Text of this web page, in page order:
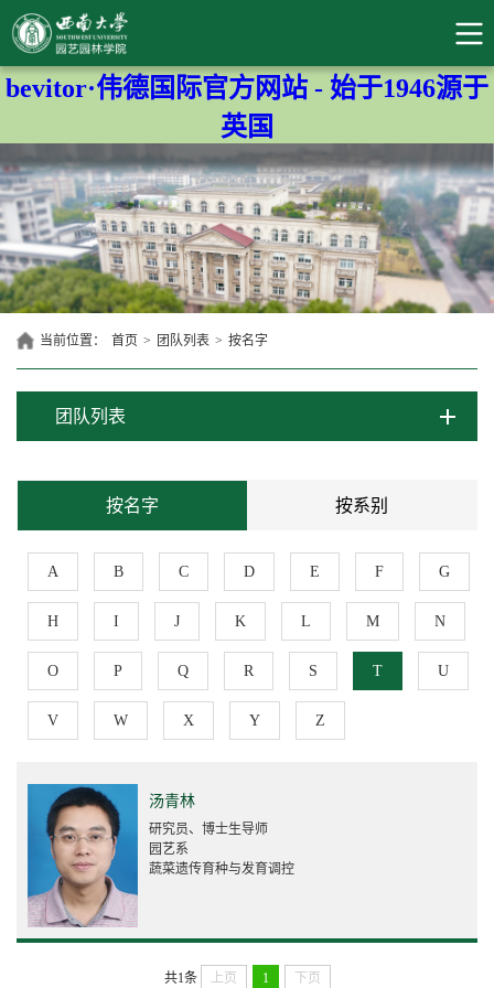
bevitor·伟德国际官方网站 - 始于1946源于
英国
当前位置： 首页 > 团队列表 > 按名字
团队列表
按名字 按系别
A B C D E F G
H I J K L M N
O P Q R S T U
V W X Y Z
汤青林
研究员、博士生导师
园艺系
蔬菜遗传育种与发育调控
共1条 上页 1 下页